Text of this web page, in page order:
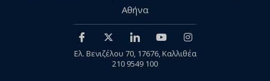
Αθήνα
Ελ. Βενιζέλου 70, 17676, Καλλιθέα
210 9549 100